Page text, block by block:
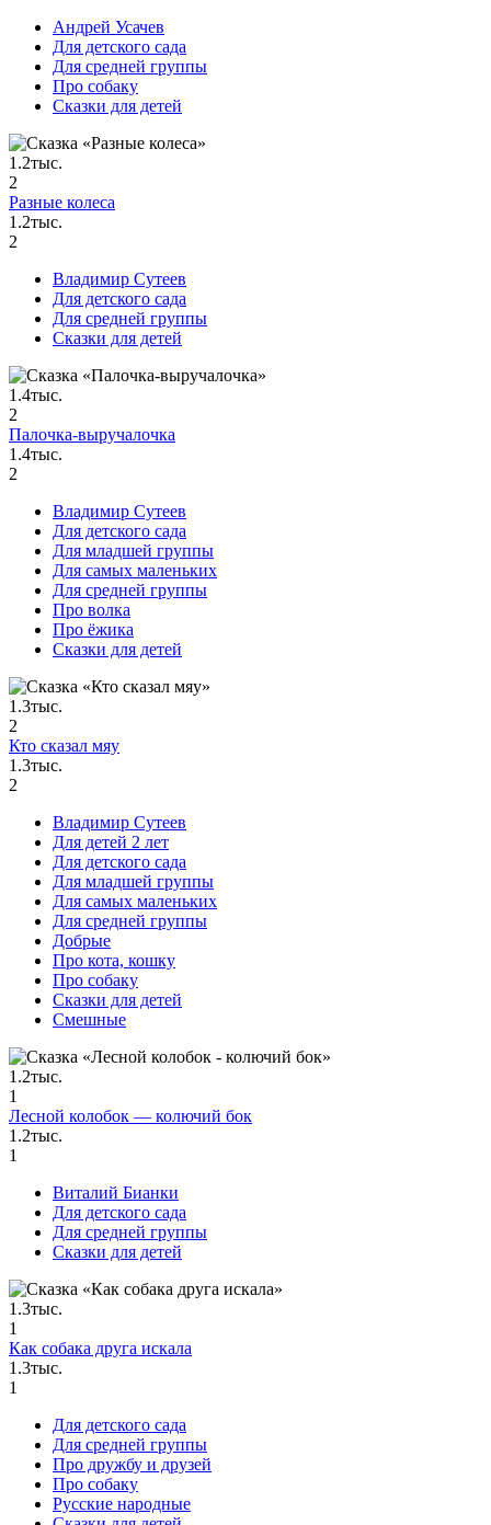
Андрей Усачев
Для детского сада
Для средней группы
Про собаку
Сказки для детей
1.2тыс.
2
Разные колеса
1.2тыс.
2
Владимир Сутеев
Для детского сада
Для средней группы
Сказки для детей
1.4тыс.
2
Палочка-выручалочка
1.4тыс.
2
Владимир Сутеев
Для детского сада
Для младшей группы
Для самых маленьких
Для средней группы
Про волка
Про ёжика
Сказки для детей
1.3тыс.
2
Кто сказал мяу
1.3тыс.
2
Владимир Сутеев
Для детей 2 лет
Для детского сада
Для младшей группы
Для самых маленьких
Для средней группы
Добрые
Про кота, кошку
Про собаку
Сказки для детей
Смешные
1.2тыс.
1
Лесной колобок — колючий бок
1.2тыс.
1
Виталий Бианки
Для детского сада
Для средней группы
Сказки для детей
1.3тыс.
1
Как собака друга искала
1.3тыс.
1
Для детского сада
Для средней группы
Про дружбу и друзей
Про собаку
Русские народные